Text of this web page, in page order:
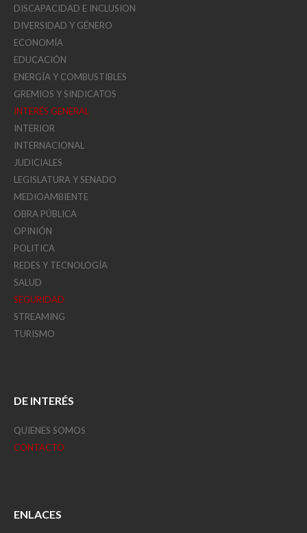
DISCAPACIDAD E INCLUSION
DIVERSIDAD Y GÉNERO
ECONOMÍA
EDUCACIÓN
ENERGÍA Y COMBUSTIBLES
GREMIOS Y SINDICATOS
INTERÉS GENERAL
INTERIOR
INTERNACIONAL
JUDICIALES
LEGISLATURA Y SENADO
MEDIOAMBIENTE
OBRA PÚBLICA
OPINIÓN
POLITICA
REDES Y TECNOLOGÍA
SALUD
SEGURIDAD
STREAMING
TURISMO
DE INTERÉS
QUIENES SOMOS
CONTACTO
ENLACES